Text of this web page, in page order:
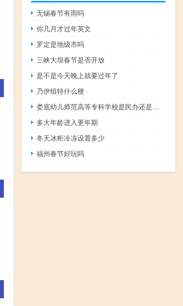
无锡春节有雨吗
你几月才过年英文
罗定是地级市吗
三峡大坝春节是否开放
是不是今天晚上就要过年了
乃伊组特什么梗
娄底幼儿师范高等专科学校是民办还是公办
多大年龄进入更年期
冬天冰柜冷冻设置多少
福州春节好玩吗